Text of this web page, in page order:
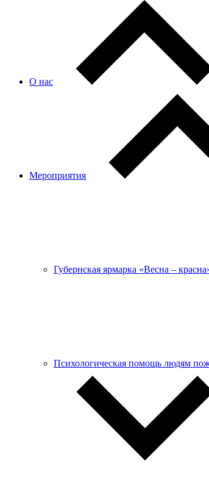
О нас
Мероприятия
Губернская ярмарка «Весна –
Психологическая помощь людям